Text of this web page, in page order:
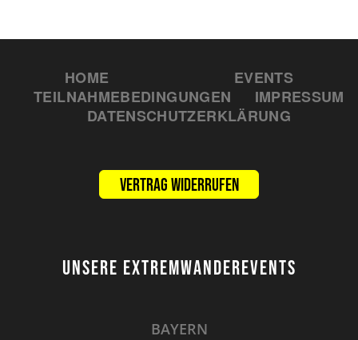
HOME
EVENTS
TEILNAHMEBEDINGUNGEN
IMPRESSUM
DATENSCHUTZERKLÄRUNG
Vertrag widerrufen
UNSERE EXTREMWANDEREVENTS
BAYERN